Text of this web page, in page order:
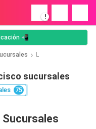
!
📲
L
sucursales
75
Sucursales